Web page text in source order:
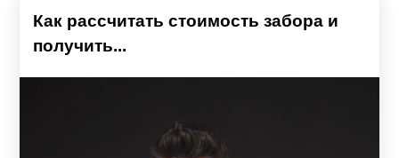
Как рассчитать стоимость забора и
получить...